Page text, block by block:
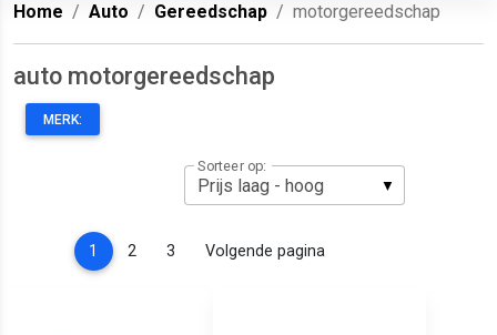
Home
Auto Gereedschap motorgereedschap
auto motorgereedschap
MERK:
Sorteer op:
1 (current)
2 3 Volgende pagina